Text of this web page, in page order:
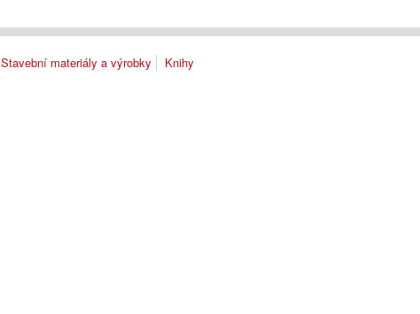
Stavební materiály a výrobky Knihy